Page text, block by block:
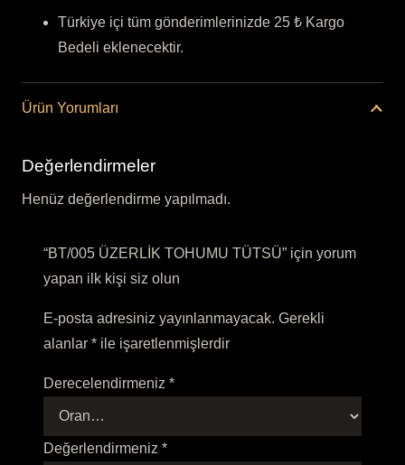
Türkiye içi tüm gönderimlerinizde 25 ₺ Kargo
Bedeli eklenecektir.
Ürün Yorumları
Değerlendirmeler
Henüz değerlendirme yapılmadı.
“BT/005 ÜZERLİK TOHUMU TÜTSÜ” için yorum
yapan ilk kişi siz olun
E-posta adresiniz yayınlanmayacak. Gerekli
alanlar * ile işaretlenmişlerdir
Derecelendirmeniz *
Değerlendirmeniz *